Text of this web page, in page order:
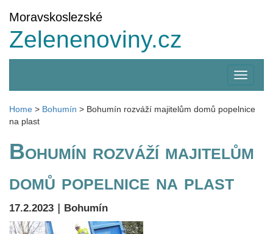
Moravskoslezské
Zelenenoviny.cz
menu
Home > Bohumín > Bohumín rozváží majitelům domů popelnice
na plast
Bohumín rozváží majitelům
domů popelnice na plast
17.2.2023 | Bohumín